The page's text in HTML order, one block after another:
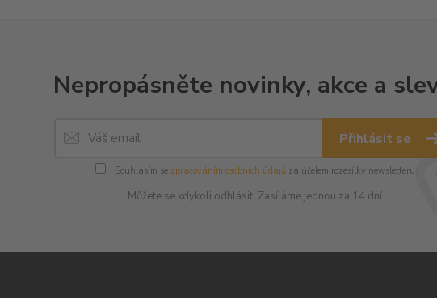
Nepropásněte novinky, akce a
Přihlásit se
Souhlasím se zpracováním osobních údajůza účelem rozesílky newsletteru.
Můžete se kdykoli odhlásit. Zasíláme jednou za 14 dní.